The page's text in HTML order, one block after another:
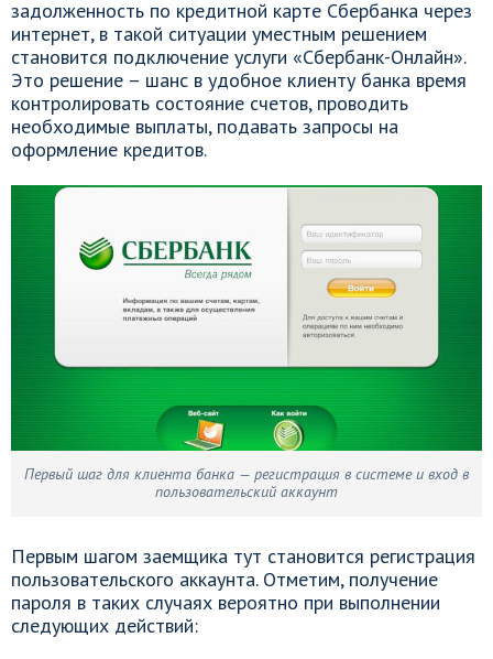
задолженность по кредитной карте Сбербанка через
интернет, в такой ситуации уместным решением
становится подключение услуги «Сбербанк-Онлайн».
Это решение – шанс в удобное клиенту банка время
контролировать состояние счетов, проводить
необходимые выплаты, подавать запросы на
оформление кредитов.
Первый шаг для клиента банка — регистрация в системе и вход в
пользовательский аккаунт
Первым шагом заемщика тут становится регистрация
пользовательского аккаунта. Отметим, получение
пароля в таких случаях вероятно при выполнении
следующих действий: